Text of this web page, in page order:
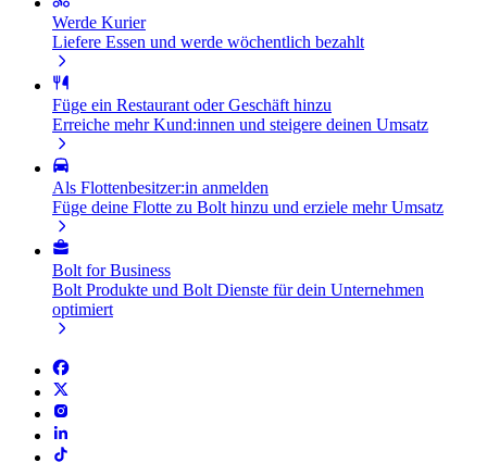
Werde Kurier
Liefere Essen und werde wöchentlich bezahlt
Füge ein Restaurant oder Geschäft hinzu
Erreiche mehr Kund:innen und steigere deinen Umsatz
Als Flottenbesitzer:in anmelden
Füge deine Flotte zu Bolt hinzu und erziele mehr Umsatz
Bolt for Business
Bolt Produkte und Bolt Dienste für dein Unternehmen
optimiert